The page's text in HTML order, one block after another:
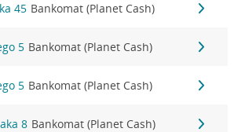
45 Bankomat (Planet Cash)
5 Bankomat (Planet Cash)
5 Bankomat (Planet Cash)
8 Bankomat (Planet Cash)